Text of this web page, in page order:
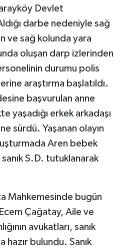
Devlet
darbe nedeniyle sağ
ve sağ kolunda yara
oluşan darp izlerinden
durumu polis
araştırma başlatıldı.
başvurulan anne
yaşadığı erkek arkadaşı
sürdü. Yaşanan olayın
Aren bebek
sanık S.D. tutuklanarak
Mahkemesinde bugün
Çağatay, Aile ve
avukatları, sanık
hazır bulundu. Sanık